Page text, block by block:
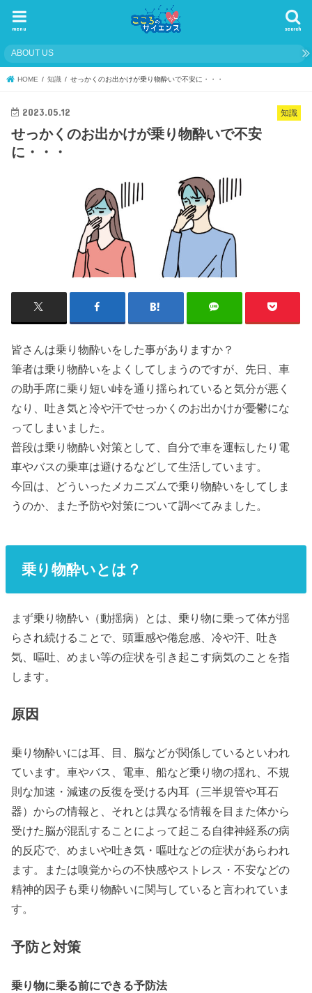
search
menu
ABOUT US
HOME 知識 せっかくのお出かけが乗り物酔いで不安に・・・
知識
2023.05.12
せっかくのお出かけが乗り物酔いで不安
に・・・
皆さんは乗り物酔いをした事がありますか？
筆者は乗り物酔いをよくしてしまうのですが、先日、車
の助手席に乗り短い峠を通り揺られていると気分が悪く
なり、吐き気と冷や汗でせっかくのお出かけが憂鬱にな
ってしまいました。
普段は乗り物酔い対策として、自分で車を運転したり電
車やバスの乗車は避けるなどして生活しています。
今回は、どういったメカニズムで乗り物酔いをしてしま
うのか、また予防や対策について調べてみました。
乗り物酔いとは？
まず乗り物酔い（動揺病）とは、乗り物に乗って体が揺
らされ続けることで、頭重感や倦怠感、冷や汗、吐き
気、嘔吐、めまい等の症状を引き起こす病気のことを指
します。
原因
乗り物酔いには耳、目、脳などが関係しているといわれ
ています。車やバス、電車、船など乗り物の揺れ、不規
則な加速・減速の反復を受ける内耳（三半規管や耳石
器）からの情報と、それとは異なる情報を目また体から
受けた脳が混乱することによって起こる自律神経系の病
的反応で、めまいや吐き気・嘔吐などの症状があらわれ
ます。または嗅覚からの不快感やストレス・不安などの
精神的因子も乗り物酔いに関与していると言われていま
す。
予防と対策
乗り物に乗る前にできる予防法